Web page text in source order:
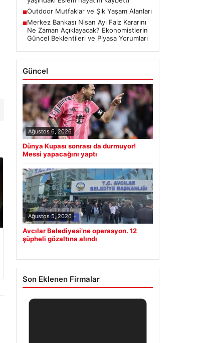
■Outdoor Mutfaklar ve Şık Yaşam Alanları
■Merkez Bankası Nisan Ayı Faiz Kararını
Ne Zaman Açıklayacak? Ekonomistlerin
Güncel Beklentileri ve Piyasa Yorumları
Güncel
Ağustos 6, 2026
Dünya Kupası sonrası da durmuyor!
Messi yapacağını yaptı
Ağustos 5, 2026
Avcılar Belediyesi’ne operasyon. 12
şüpheli gözaltına alındı
Son Eklenen Firmalar